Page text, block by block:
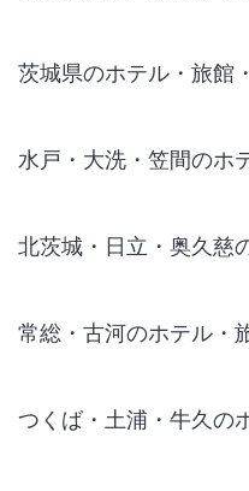
茨城県のホテル・旅館
水戸・大洗・笠間のホ
北茨城・日立・奥久慈
常総・古河のホテル・
つくば・土浦・牛久の